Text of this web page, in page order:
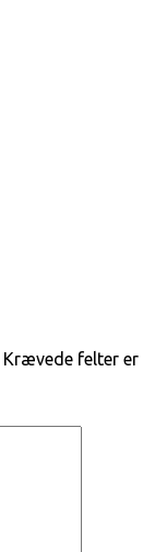
Krævede felter er